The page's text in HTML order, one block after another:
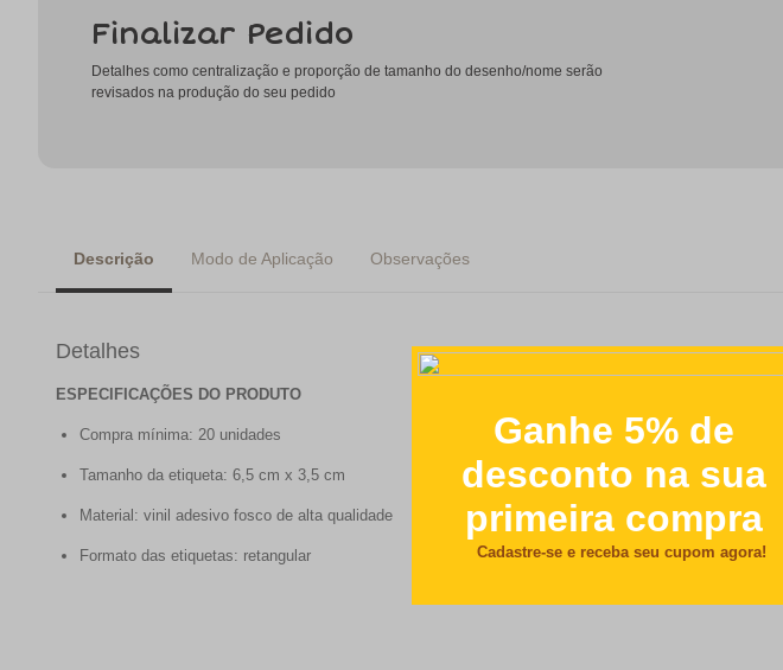
Finalizar Pedido
Detalhes como centralização e proporção de tamanho do desenho/nome serão
revisados na produção do seu pedido
Descrição Modo de Aplicação Observações
Detalhes
ESPECIFICAÇÕES DO PRODUTO
Compra mínima: 20 unidades
Tamanho da etiqueta: 6,5 cm x 3,5 cm
Material: vinil adesivo fosco de alta qualidade
Formato das etiquetas: retangular